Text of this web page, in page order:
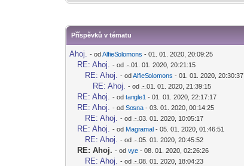
Příspěvků v tématu
Ahoj. - odAlfieSolomons - 01. 01. 2020, 20:09:25
RE: Ahoj. - od - 01. 01. 2020, 20:21:15
RE: Ahoj. - odAlfieSolomons - 01. 01. 2020, 20:30:37
RE: Ahoj. - od - 01. 01. 2020, 21:39:15
RE: Ahoj. - odtangle1 - 01. 01. 2020, 22:17:17
RE: Ahoj. - odSosna - 03. 01. 2020, 00:14:25
RE: Ahoj. - od - 03. 01. 2020, 10:05:17
RE: Ahoj. - od Magramal - 05. 01. 2020, 01:46:51
RE: Ahoj. - od - 05. 01. 2020, 20:45:52
RE: Ahoj. - odvye - 08. 01. 2020, 02:26:26
RE: Ahoj. - od - 08. 01. 2020, 18:04:23